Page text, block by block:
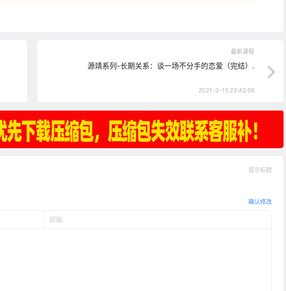
最新课程
源靖系列-长期关系：谈一场不分手的恋爱（完结）.
2021-3-15 23:42:59
提示标题
确认修改